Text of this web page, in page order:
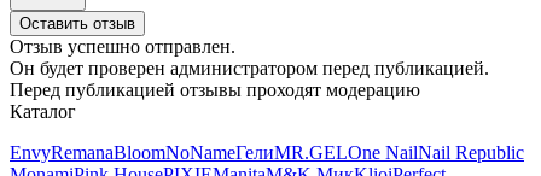
Оставить отзыв
Отзыв успешно отправлен.
Он будет проверен администратором перед публикацией.
Перед публикацией отзывы проходят модерацию
Каталог
EnvyRemanaBloomNoNameГелиMR.GELOne NailNail Republic